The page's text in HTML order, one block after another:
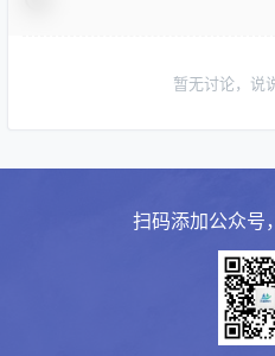
暂无讨论，说
扫码添加公众号